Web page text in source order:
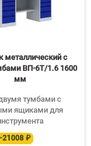
металлический с
ВП-6Т/1.6 1600
мм
тумбами с
ящиками для
₽